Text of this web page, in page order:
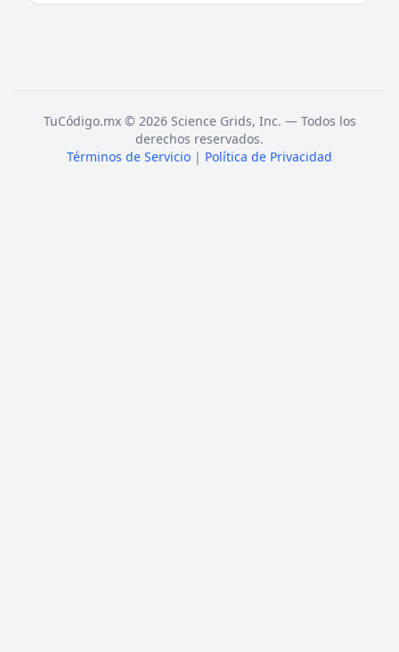
TuCódigo.mx © 2026 Science Grids, Inc. — Todos los
derechos reservados.
Términos de Servicio | Política de Privacidad